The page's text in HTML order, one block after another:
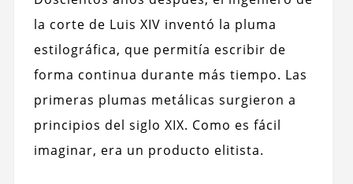
la corte de Luis XIV inventó la pluma
estilográfica, que permitía escribir de
forma continua durante más tiempo. Las
primeras plumas metálicas surgieron a
principios del siglo XIX. Como es fácil
imaginar, era un producto elitista.